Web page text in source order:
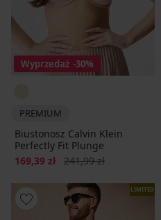
Wyprzedaż -30%
PREMIUM
Biustonosz Calvin Klein
Perfectly Fit Plunge
Zniżka
169,39 zł Pierwotna cena
241,99 zł
LIMITED